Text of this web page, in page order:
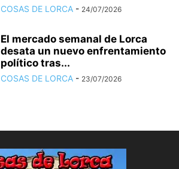
COSAS DE LORCA - 24/07/2026
El mercado semanal de Lorca
desata un nuevo enfrentamiento
político tras...
COSAS DE LORCA - 23/07/2026